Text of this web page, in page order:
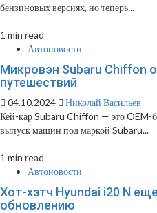
бензиновых версиях, но теперь...
1 min read
Автоновости
Микровэн Subaru Chiffon
путешествий
04.10.2024
Николай Васильев
Кей-кар Subaru Chiffon — это OEM-
выпуск машин под маркой Subaru...
1 min read
Автоновости
Хот-хэтч Hyundai i20 N
обновлению